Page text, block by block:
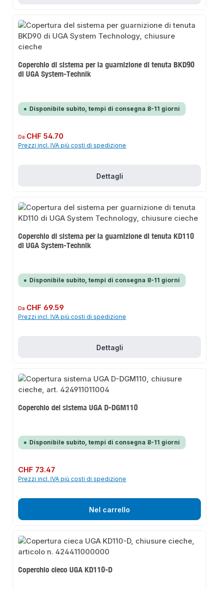
Coperchio di sistema per la guarnizione di tenuta BKD90
di UGA System-Technik
Disponibile subito, tempi di consegna 8-11 giorni
Prezzo normale:
Da CHF 54.70
Prezzi incl. IVA più costi di spedizione
Dettagli
Coperchio di sistema per la guarnizione di tenuta KD110
di UGA System-Technik
Disponibile subito, tempi di consegna 8-11 giorni
Prezzo normale:
Da CHF 69.59
Prezzi incl. IVA più costi di spedizione
Dettagli
Coperchio del sistema UGA D-DGM110
Disponibile subito, tempi di consegna 8-11 giorni
Prezzo normale:
CHF 73.47
Prezzi incl. IVA più costi di spedizione
Nel carrello
Coperchio cieco UGA KD110-D